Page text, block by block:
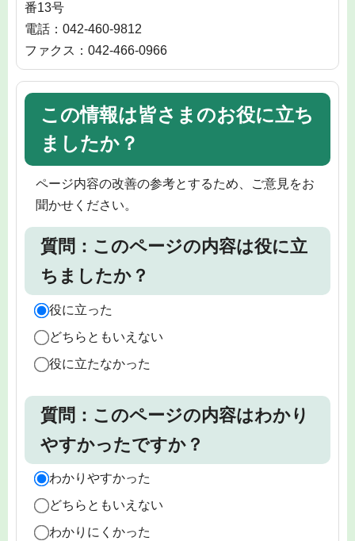
番13号
電話：042-460-9812
ファクス：042-466-0966
この情報は皆さまのお役に立ち
ましたか？
ページ内容の改善の参考とするため、ご意見をお
聞かせください。
質問：このページの内容は役に立
ちましたか？
役に立った
どちらともいえない
役に立たなかった
質問：このページの内容はわかり
やすかったですか？
わかりやすかった
どちらともいえない
わかりにくかった